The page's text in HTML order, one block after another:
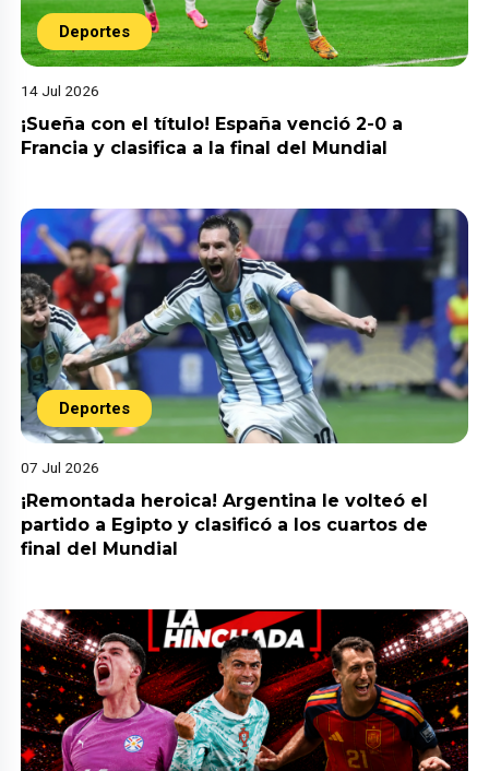
Deportes
14 Jul 2026
¡Sueña con el título! España venció 2-0 a
Francia y clasifica a la final del Mundial
Deportes
07 Jul 2026
¡Remontada heroica! Argentina le volteó el
partido a Egipto y clasificó a los cuartos de
final del Mundial